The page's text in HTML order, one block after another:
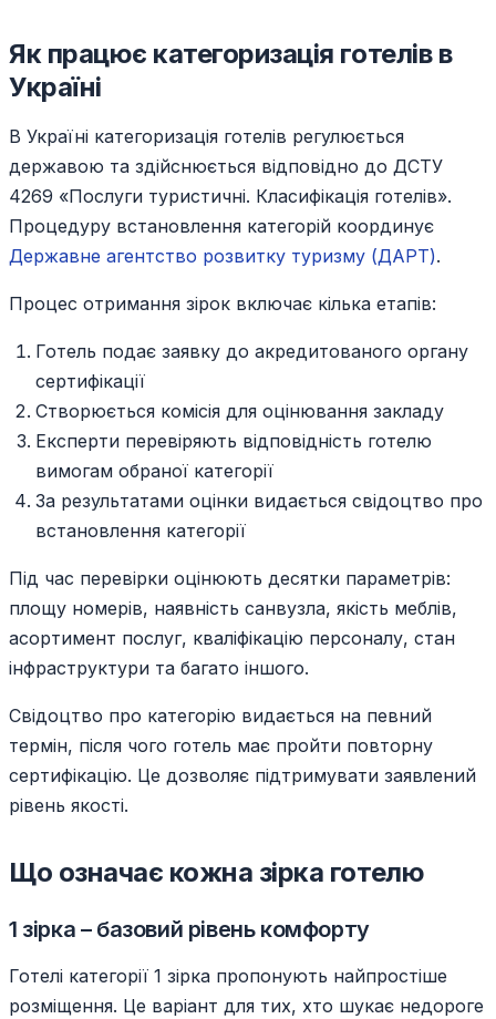
Як працює категоризація готелів в
Україні
В Україні категоризація готелів регулюється
державою та здійснюється відповідно до ДСТУ
4269 «Послуги туристичні. Класифікація готелів».
Процедуру встановлення категорій координує
Державне агентство розвитку туризму (ДАРТ).
Процес отримання зірок включає кілька етапів:
Готель подає заявку до акредитованого органу
сертифікації
Створюється комісія для оцінювання закладу
Експерти перевіряють відповідність готелю
вимогам обраної категорії
За результатами оцінки видається свідоцтво про
встановлення категорії
Під час перевірки оцінюють десятки параметрів:
площу номерів, наявність санвузла, якість меблів,
асортимент послуг, кваліфікацію персоналу, стан
інфраструктури та багато іншого.
Свідоцтво про категорію видається на певний
термін, після чого готель має пройти повторну
сертифікацію. Це дозволяє підтримувати заявлений
рівень якості.
Що означає кожна зірка готелю
1 зірка – базовий рівень комфорту
Готелі категорії 1 зірка пропонують найпростіше
розміщення. Це варіант для тих, хто шукає недороге